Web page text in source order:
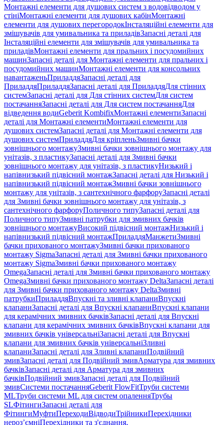
Монтажні елементи для душових систем з водовідводом у
стініМонтажні елементи для душових кабінМонтажні
елементи для душових перегородокІнсталяційні елементи для
змішувачів для умивальника та приладівЗапасні деталі для
Інсталяційні елементи для змішувачів для умивальника та
приладівМонтажні елементи для пральних і посудомийних
машинЗапасні деталі для Монтажні елементи для пральних і
посудомийних машинМонтажні елементи для консольних
навантаженьПриладдяЗапасні деталі для
ПриладдяПриладдяЗапасні деталі для ПриладдяДля стінних
системЗапасні деталі для Для стінних системДля систем
постачанняЗапасні деталі для Для систем постачанняДля
відведення водиGeberit KombifixМонтажні елементиЗапасні
деталі для Монтажні елементиМонтажні елементи для
душових системЗапасні деталі для Монтажні елементи для
душових системПриладдяДля кріпленьЗмивні бачки
зовнішнього монтажуЗмивні бачки зовнішнього монтажу для
унітазів, з пластикуЗапасні деталі для Змивні бачки
зовнішнього монтажу для унітазів, з пластикуНизький і
напівнизький підвісний монтажЗапасні деталі для Низький і
напівнизький підвісний монтажЗмивні бачки зовнішнього
монтажу для унітазів, з сантехнічного фарфоруЗапасні деталі
для Змивні бачки зовнішнього монтажу для унітазів, з
сантехнічного фарфоруПоличного типуЗапасні деталі для
Поличного типуЗмивні патрубки для змивних бачків
зовнішнього монтажуВисокий підвісний монтажНизький і
напівнизький підвісний монтажПриладдяМанжетиЗмивні
бачки прихованого монтажуЗмивні бачки прихованого
монтажу SigmaЗапасні деталі для Змивні бачки прихованого
монтажу SigmaЗмивні бачки прихованого монтажу
OmegaЗапасні деталі для Змивні бачки прихованого монтажу
OmegaЗмивні бачки прихованого монтажу DeltaЗапасні деталі
для Змивні бачки прихованого монтажу DeltaЗмивні
патрубкиПриладдяВпускні та зливні клапаниВпускні
клапаниЗапасні деталі для Впускні клапаниВпускні клапани
для керамічних змивних бачківЗапасні деталі для Впускні
клапани для керамічних змивних бачківВпускні клапани для
змивних бачків універсальніЗапасні деталі для Впускні
клапани для змивних бачків універсальніЗливні
клапаниЗапасні деталі для Зливні клапаниПодвійний
змивЗапасні деталі для Подвійний змивАрматура для змивних
бачкiвЗапасні деталі для Арматура для змивних
бачкiвПодвійний змивЗапасні деталі для Подвійний
змивСистеми постачанняGeberit FlowFitТруби системи
MLТруби системи ML для систем опаленняТрубы
SLФітингиЗапасні деталі для
ФітингиМуфтиПереходиВідводиТрійникиПерехідники
нероз’ємніПерехідники та з'єднання,